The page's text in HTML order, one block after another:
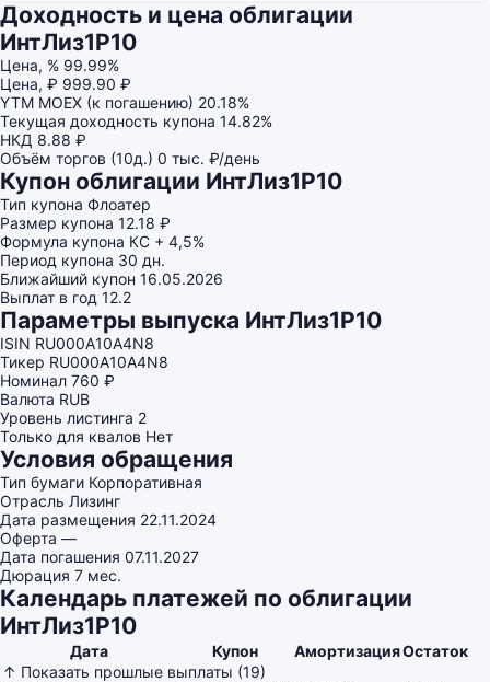
Доходность и цена облигации
ИнтЛиз1Р10
Цена, % 99.99%
Цена, ₽ 999.90 ₽
YTM MOEX (к погашению) 20.18%
Текущая доходность купона 14.82%
НКД 8.88 ₽
Объём торгов (10д.) 0 тыс. ₽/день
Купон облигации ИнтЛиз1Р10
Тип купона Флоатер
Размер купона 12.18 ₽
Формула купона КС + 4,5%
Период купона 30 дн.
Ближайший купон 16.05.2026
Выплат в год 12.2
Параметры выпуска ИнтЛиз1Р10
ISIN RU000A10A4N8
Тикер RU000A10A4N8
Номинал 760 ₽
Валюта RUB
Уровень листинга 2
Только для квалов Нет
Условия обращения
Тип бумаги Корпоративная
Отрасль Лизинг
Дата размещения 22.11.2024
Оферта —
Дата погашения 07.11.2027
Дюрация 7 мес.
Календарь платежей по облигации
ИнтЛиз1Р10
Дата Купон АмортизацияОстаток
↑ Показать прошлые выплаты (19)